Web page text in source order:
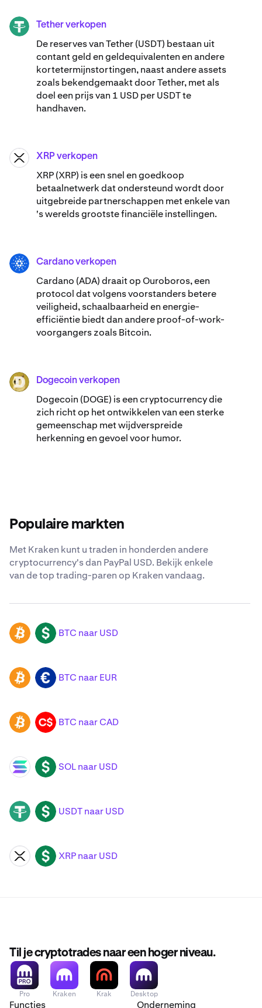
USDT Tether verkopen
De reserves van Tether (USDT) bestaan uit
contant geld en geldequivalenten en andere
kortetermijnstortingen, naast andere assets
zoals bekendgemaakt door Tether, met als
doel een prijs van 1 USD per USDT te
handhaven.
XRP XRP verkopen
XRP (XRP) is een snel en goedkoop
betaalnetwerk dat ondersteund wordt door
uitgebreide partnerschappen met enkele van
's werelds grootste financiële instellingen.
ADA Cardano verkopen
Cardano (ADA) ​​draait op Ouroboros, een
protocol dat volgens voorstanders betere
veiligheid, schaalbaarheid en energie-
efficiëntie biedt dan andere proof-of-work-
voorgangers zoals Bitcoin.
DOGE Dogecoin verkopen
Dogecoin (DOGE) is een cryptocurrency die
zich richt op het ontwikkelen van een sterke
gemeenschap met wijdverspreide
herkenning en gevoel voor humor.
Populaire markten
Met Kraken kunt u traden in honderden andere
cryptocurrency's dan PayPal USD. Bekijk enkele
van de top trading-paren op Kraken vandaag.
BTC USD BTC naar USD
BTC EUR BTC naar EUR
BTC CAD BTC naar CAD
SOL USD SOL naar USD
USDT USD USDT naar USD
XRP USD XRP naar USD
Til je cryptotrades naar een hoger niveau.
Pro Kraken Krak Desktop
Functies Onderneming